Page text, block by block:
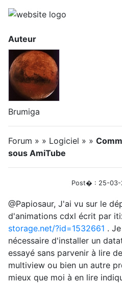
Auteur
Brumiga
Forum » » Logiciel » »
sous AmiTube
Post� : 25-03-
@Papiosaur, J'ai vu sur le
d'animations cdxl écrit par
storage.net/?id=1532661 .
nécessaire d'installer un
essayé sans parvenir à lire
multiview ou bien un autre
mieux que moi à en lire